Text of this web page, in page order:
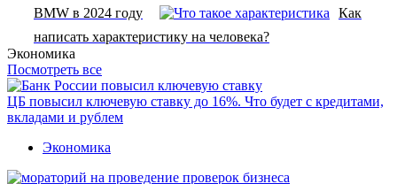
BMW в 2024 году
Как
написать характеристику на человека?
Экономика
Посмотреть все
ЦБ повысил ключевую ставку до 16%. Что будет с кредитами,
вкладами и рублем
Экономика